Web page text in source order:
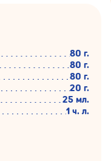
80 г.
80 г.
80 г.
20 г.
25 мл.
1 ч. л.